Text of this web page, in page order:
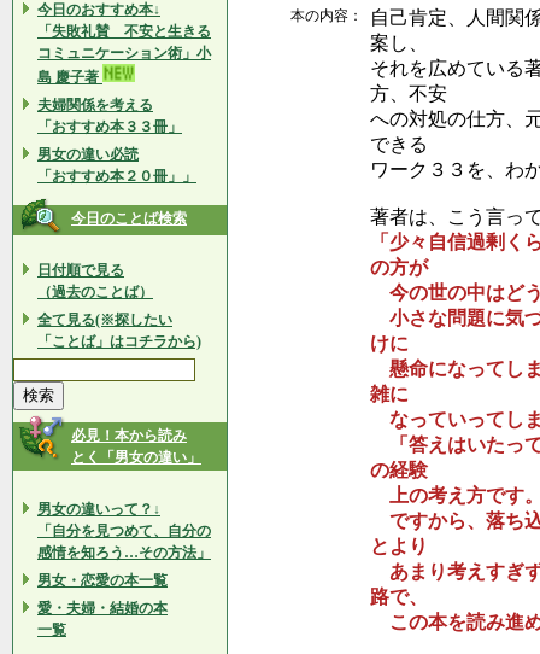
今日のおすすめ本↓
「失敗礼賛 不安と生きる
コミュニケーション術」小
島 慶子著
夫婦関係を考える
「おすすめ本３３冊」
男女の違い必読
「おすすめ本２０冊」」
今日のことば検索
日付順で見る
（過去のことば）
全て見る(※探したい
「ことば」はコチラから)
必見！本から読み
とく「男女の違い」
男女の違いって？↓
「自分を見つめて、自分の
感情を知ろう…その方法」
男女・恋愛の本一覧
愛・夫婦・結婚の本
一覧
本の内容：
自己肯定、人間関
案し、
それを広めている
方、不安
への対処の仕方、
できる
ワーク３３を、わ
著者は、こう言っ
「少々自信過剰く
の方が
今の世の中はど
小さな問題に気
けに
懸命になってし
雑に
なっていってし
「答えはいたっ
の経験
上の考え方です
ですから、落ち
とより
あまり考えすぎ
路で、
この本を読み進